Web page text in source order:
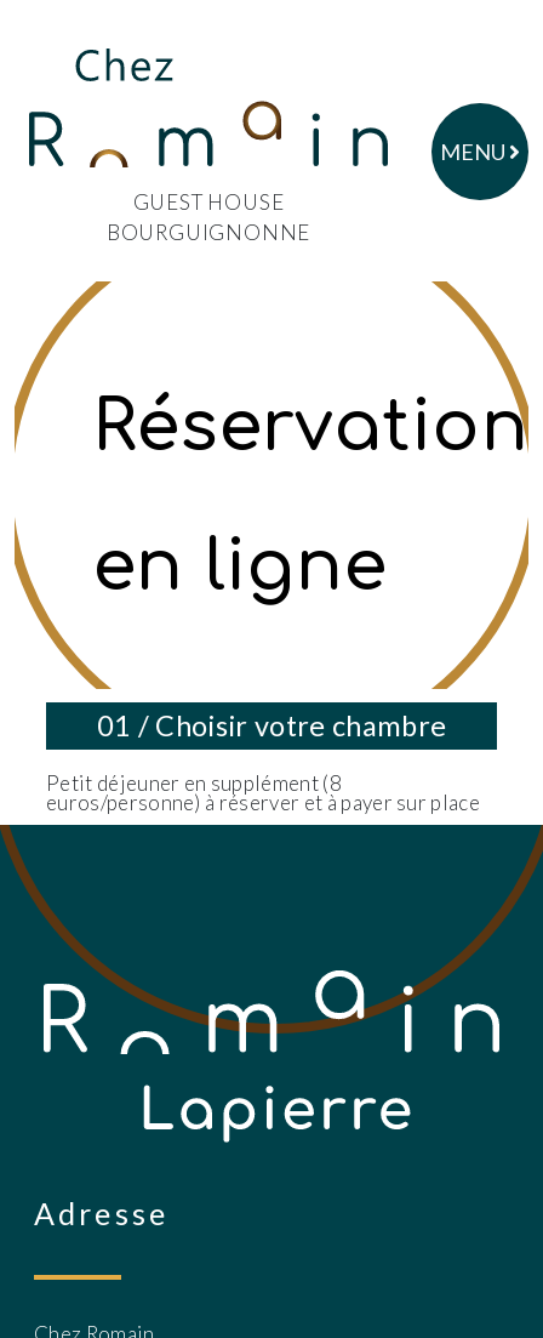
GUEST HOUSE
BOURGUIGNONNE
MENU
Réservation
en ligne
01 / Choisir votre chambre
Petit déjeuner en supplément (8
euros/personne) à réserver et à payer sur place
Adresse